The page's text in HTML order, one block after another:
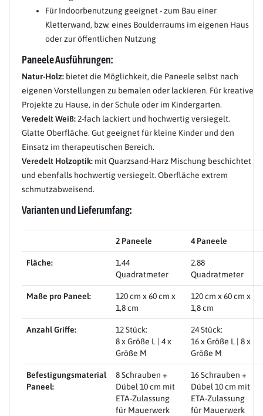
Für Indoorbenutzung geeignet - zum Bau einer
Kletterwand, bzw. eines Boulderraums im eigenen Haus
oder zur öffentlichen Nutzung
Paneele Ausführungen:
Natur-Holz: bietet die Möglichkeit, die Paneele selbst nach
eigenen Vorstellungen zu bemalen oder lackieren. Für kreative
Projekte zu Hause, in der Schule oder im Kindergarten.
Veredelt Weiß: 2-fach lackiert und hochwertig versiegelt.
Glatte Oberfläche. Gut geeignet für kleine Kinder und den
Einsatz im therapeutischen Bereich.
Veredelt Holzoptik: mit Quarzsand-Harz Mischung beschichtet
und ebenfalls hochwertig versiegelt. Oberfläche extrem
schmutzabweisend.
Varianten und Lieferumfang:
2 Paneele 4 Paneele
Fläche:
1.44
Quadratmeter
2.88
Quadratmeter
Maße pro Paneel:
120 cm x 60 cm x
1,8 cm
120 cm x 60 cm x
1,8 cm
Anzahl Griffe:
12 Stück:
8 x Größe L | 4 x
Größe M
24 Stück:
16 x Größe L | 8 x
Größe M
Befestigungsmaterial
Paneel:
8 Schrauben +
Dübel 10 cm mit
ETA-Zulassung
für Mauerwerk
16 Schrauben +
Dübel 10 cm mit
ETA-Zulassung
für Mauerwerk